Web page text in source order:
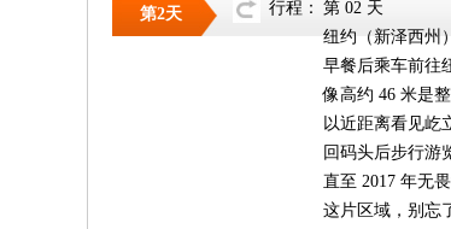
第2天 行程： 第 02 天
纽约（新泽西州
早餐后乘车前往
像高约 46 米是
以近距离看见屹
回码头后步行游
直至 2017 年无
这片区域，别忘